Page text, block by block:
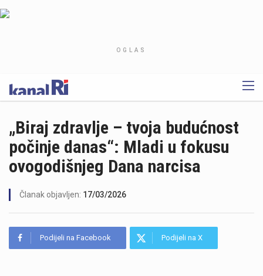
OGLAS
„Biraj zdravlje – tvoja budućnost
počinje danas“: Mladi u fokusu
ovogodišnjeg Dana narcisa
Članak objavljen: 17/03/2026
Podijeli na Facebook Podijeli na X